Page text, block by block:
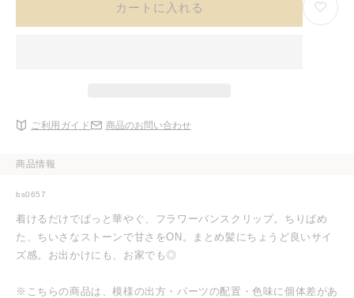
カートに入れる
ご利用ガイド 商品のお問い合わせ
商品情報
bs0657
着けるだけでぱっと華やぐ、フラワーバンスクリップ。ちりばめ
た、ちいさなストーンで甘さをON。まとめ髪にちょうど良いサイ
ズ感。お出かけにも、お家でも◎
※こちらの商品は、模様の出方・パーツの配置・色味に個体差があ